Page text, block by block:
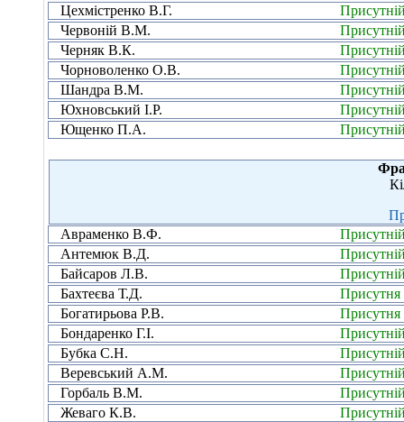
Цехмістренко В.Г.
Червоній В.М.
Черняк В.К.
Чорноволенко О.В.
Шандра В.М.
Юхновський І.Р.
Ющенко П.А.
Авраменко В.Ф.
Антемюк В.Д.
Байсаров Л.В.
Бахтеєва Т.Д.
Присутня
Богатирьова Р.В.
Присутня
Бондаренко Г.І.
Бубка С.Н.
Веревський А.М.
Горбаль В.М.
Жеваго К.В.